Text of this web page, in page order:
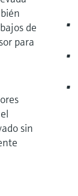
de
para
sin